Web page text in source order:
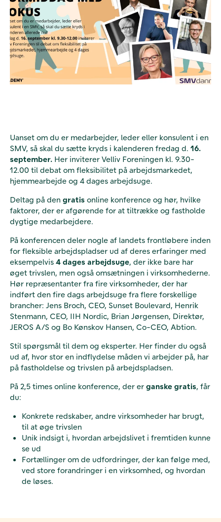
Uanset om du er medarbejder, leder eller konsulent i en
SMV, så skal du sætte kryds i kalenderen fredag d. 16.
september. Her inviterer Velliv Foreningen kl. 9.30-
12.00 til debat om fleksibilitet på arbejdsmarkedet,
hjemmearbejde og 4 dages arbejdsuge.
Deltag på den gratis online konference og hør, hvilke
faktorer, der er afgørende for at tiltrække og fastholde
dygtige medarbejdere.
På konferencen deler nogle af landets frontløbere inden
for fleksible arbejdspladser ud af deres erfaringer med
eksempelvis 4 dages arbejdsuge, der ikke bare har
øget trivslen, men også omsætningen i virksomhederne.
Hør repræsentanter fra fire virksomheder, der har
indført den fire dags arbejdsuge fra flere forskellige
brancher: Jens Broch, CEO, Sunset Boulevard, Henrik
Stenmann, CEO, IIH Nordic, Brian Jørgensen, Direktør,
JEROS A/S og Bo Kønskov Hansen, Co-CEO, Abtion.
Stil spørgsmål til dem og eksperter. Her finder du også
ud af, hvor stor en indflydelse måden vi arbejder på, har
på fastholdelse og trivslen på arbejdspladsen.
På 2,5 times online konference, der er ganske gratis, får
du:
Konkrete redskaber, andre virksomheder har brugt,
til at øge trivslen
Unik indsigt i, hvordan arbejdslivet i fremtiden kunne
se ud
Fortællinger om de udfordringer, der kan følge med,
ved store forandringer i en virksomhed, og hvordan
de løses.